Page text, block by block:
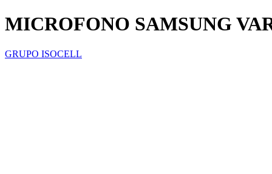
MICROFONO SAMSUNG
GRUPO ISOCELL